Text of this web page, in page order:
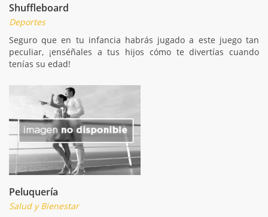
Shuffleboard
Deportes
Seguro que en tu infancia habrás jugado a este juego tan
peculiar, ¡enséñales a tus hijos cómo te divertías cuando
tenías su edad!
Peluquería
Salud y Bienestar